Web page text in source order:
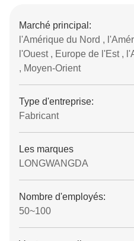
Marché principal:
l'Amérique du Nord ,
l'Ouest , Europe de l'Est ,
, Moyen-Orient
Type d'entreprise:
Fabricant
Les marques
LONGWANGDA
Nombre d'employés:
50~100